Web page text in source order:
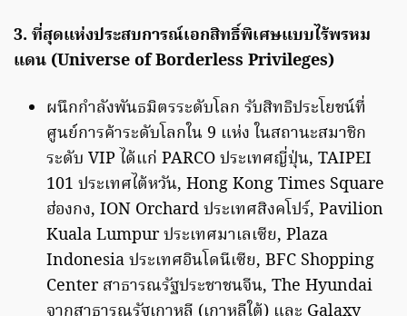
3. ที่สุดแห่งประสบการณ์เอกสิทธิ์พิเศษแบบไร้พรหม
แดน (Universe of Borderless Privileges)
ผนึกกำลังพันธมิตรระดับโลก รับสิทธิประโยชน์ที่
ศูนย์การค้าระดับโลกใน 9 แห่ง ในสถานะสมาชิก
ระดับ VIP ได้แก่ PARCO ประเทศญี่ปุ่น, TAIPEI
101 ประเทศไต้หวัน, Hong Kong Times Square
ฮ่องกง, ION Orchard ประเทศสิงคโปร์, Pavilion
Kuala Lumpur ประเทศมาเลเซีย, Plaza
Indonesia ประเทศอินโดนีเซีย, BFC Shopping
Center สาธารณรัฐประชาชนจีน, The Hyundai